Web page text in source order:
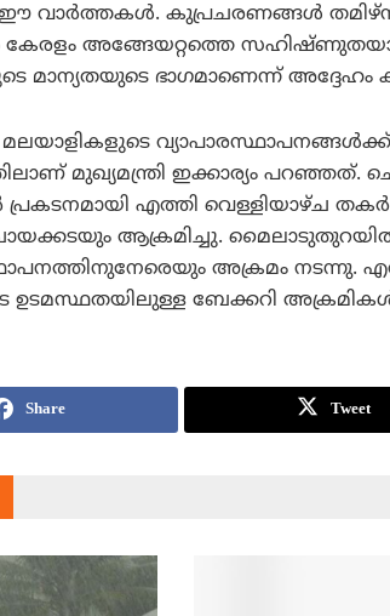
വാര്‍ത്തകള്‍. കുപ്രചരണങ്ങള്‍
കേരളം അങ്ങേയറ്റത്തെ
മാന്യതയുടെ ഭാഗമാണെന്ന് അദ്ദേഹം
മലയാളികളുടെ
മുഖ്യമന്ത്രി ഇക്കാര്യം
എത്തി വെള്ളിയാഴ്ച
ആക്രമിച്ചു.
അക്രമം നടന്നു.
ഉടമസ്ഥതയിലുള്ള ബേക്കറി
Share Tweet